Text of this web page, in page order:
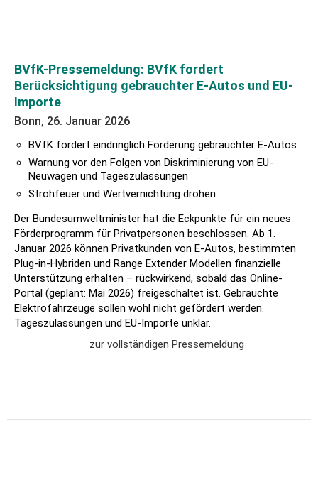
BVfK-Pressemeldung: BVfK fordert
Berücksichtigung gebrauchter E-Autos und EU-
Importe
Bonn, 26. Januar 2026
BVfK fordert eindringlich Förderung gebrauchter E-Autos
Warnung vor den Folgen von Diskriminierung von EU-
Neuwagen und Tageszulassungen
Strohfeuer und Wertvernichtung drohen
Der Bundesumweltminister hat die Eckpunkte für ein neues
Förderprogramm für Privatpersonen beschlossen. Ab 1.
Januar 2026 können Privatkunden von E-Autos, bestimmten
Plug-in-Hybriden und Range Extender Modellen finanzielle
Unterstützung erhalten – rückwirkend, sobald das Online-
Portal (geplant: Mai 2026) freigeschaltet ist. Gebrauchte
Elektrofahrzeuge sollen wohl nicht gefördert werden.
Tageszulassungen und EU-Importe unklar.
zur vollständigen Pressemeldung